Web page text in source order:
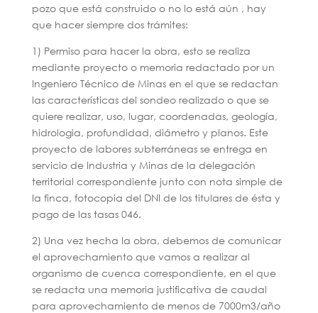
pozo que está construido o no lo está aún , hay
que hacer siempre dos trámites:
1) Permiso para hacer la obra, esto se realiza
mediante proyecto o memoria redactado por un
Ingeniero Técnico de Minas en el que se redactan
las características del sondeo realizado o que se
quiere realizar, uso, lugar, coordenadas, geología,
hidrologia, profundidad, diámetro y planos. Este
proyecto de labores subterráneas se entrega en
servicio de Industria y Minas de la delegación
territorial correspondiente junto con nota simple de
la finca, fotocopia del DNI de los titulares de ésta y
pago de las tasas 046.
2) Una vez hecha la obra, debemos de comunicar
el aprovechamiento que vamos a realizar al
organismo de cuenca correspondiente, en el que
se redacta una memoria justificativa de caudal
para aprovechamiento de menos de 7000m3/año